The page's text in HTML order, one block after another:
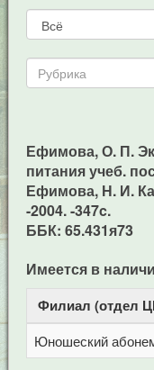
Ефимова, О. П.
питания учеб.
Ефимова, Н. И.
-2004. -347c.
ББК: 65.431я73
Имеется в
Филиал (отдел
Юношеский